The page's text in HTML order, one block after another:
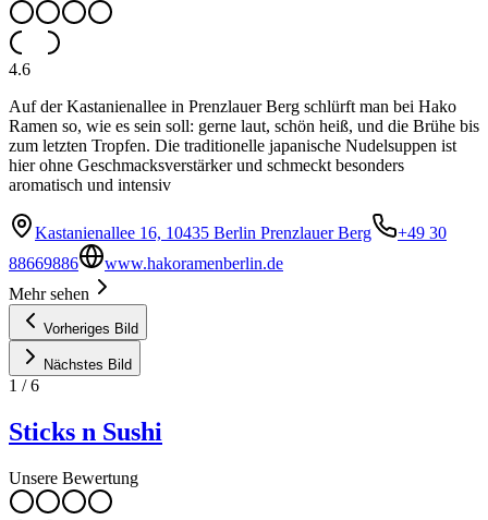
4.6
Auf der Kastanienallee in Prenzlauer Berg schlürft man bei Hako
Ramen so, wie es sein soll: gerne laut, schön heiß, und die Brühe bis
zum letzten Tropfen. Die traditionelle japanische Nudelsuppen ist
hier ohne Geschmacksverstärker und schmeckt besonders
aromatisch und intensiv
Kastanienallee 16, 10435 Berlin Prenzlauer Berg
+49 30
88669886
www.hakoramenberlin.de
Mehr sehen
Vorheriges Bild
Nächstes Bild
1 /6
Sticks n Sushi
Unsere Bewertung